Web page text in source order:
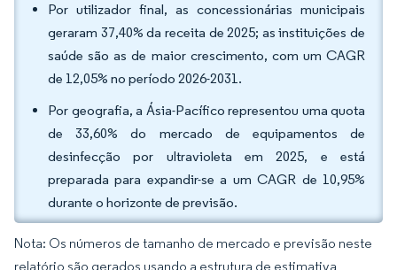
Por utilizador final, as concessionárias municipais
geraram 37,40% da receita de 2025; as instituições de
saúde são as de maior crescimento, com um CAGR
de 12,05% no período 2026-2031.
Por geografia, a Ásia-Pacífico representou uma quota
de 33,60% do mercado de equipamentos de
desinfecção por ultravioleta em 2025, e está
preparada para expandir-se a um CAGR de 10,95%
durante o horizonte de previsão.
Nota: Os números de tamanho de mercado e previsão neste
relatório são gerados usando a estrutura de estimativa